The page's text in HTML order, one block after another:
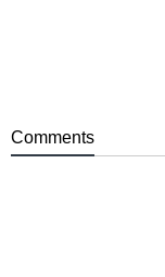
Comments